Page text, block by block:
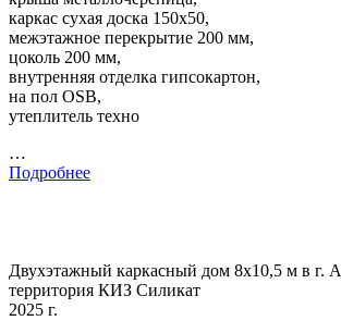
каркас сухая доска 150х50,
межэтажное перекрытие 200 мм,
цоколь 200 мм,
внутренняя отделка гипсокартон,
на пол OSB,
утеплитель техно
…
Подробнее
Двухэтажный каркасный дом 8х10,5 м в г.
территория КИЗ Силикат
2025 г.